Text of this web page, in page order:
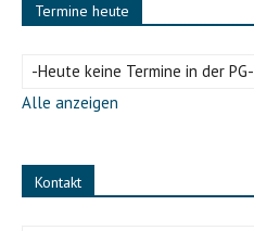
Termine heute
-Heute keine Termine in der PG-
Alle anzeigen
Kontakt